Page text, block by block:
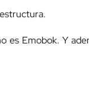
es Emobok. Y